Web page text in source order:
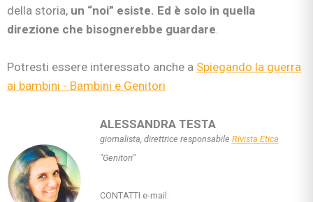
della storia, un “noi” esiste. Ed è solo in quella
direzione che bisognerebbe guardare.
Potresti essere interessato anche a Spiegando la guerra
ai bambini - Bambini e Genitori
ALESSANDRA TESTA
giornalista, direttrice responsabile Rivista Etica
"Genitori"
CONTATTI e-mail: